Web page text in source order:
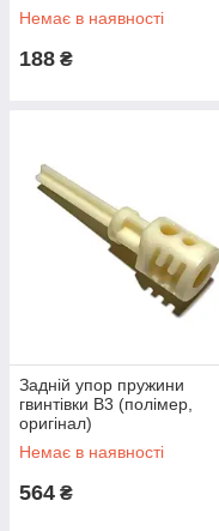
Немає в наявності
188 ₴
Задній упор пружини
гвинтівки B3 (полімер,
оригінал)
Немає в наявності
564 ₴